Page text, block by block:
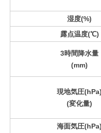
湿度(%)
露点温度(℃)
3時間降水量
(mm)
現地気圧(hPa)
(変化量)
海面気圧(hPa)